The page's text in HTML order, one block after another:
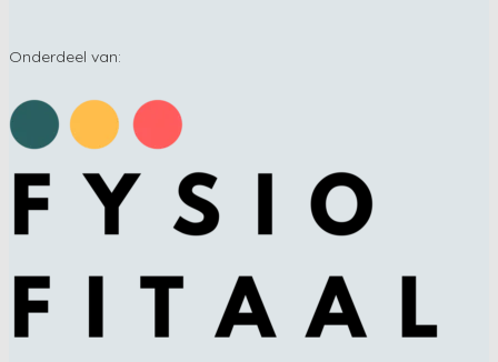
Onderdeel van: